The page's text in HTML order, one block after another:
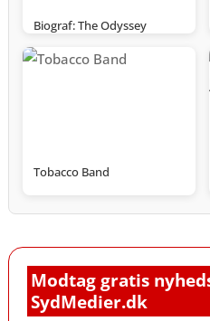
Biograf: The Odyssey
Tobacco Band
Modtag gratis
SydMedier.dk